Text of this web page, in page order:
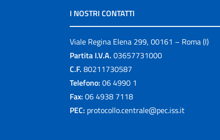
I NOSTRI CONTATTI
Viale Regina Elena 299, 00161 – Roma (I)
Partita I.V.A. 03657731000
C.F. 80211730587
Telefono: 06 4990 1
Fax: 06 4938 7118
PEC: protocollo.centrale@pec.iss.it